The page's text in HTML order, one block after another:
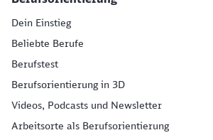
Dein Einstieg
Beliebte Berufe
Berufstest
Berufsorientierung in 3D
Videos, Podcasts und Newsletter
Arbeitsorte als Berufsorientierung